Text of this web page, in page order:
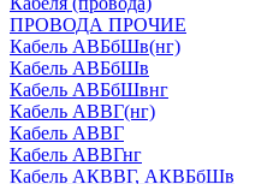
ПРОВОДА ПРОЧИЕ
Кабель АВБбШв(нг)
Кабель АВБбШв
Кабель АВБбШвнг
Кабель АВВГ(нг)
Кабель АВВГ
Кабель АВВГнг
Кабель АКВВГ, АКВБбШв